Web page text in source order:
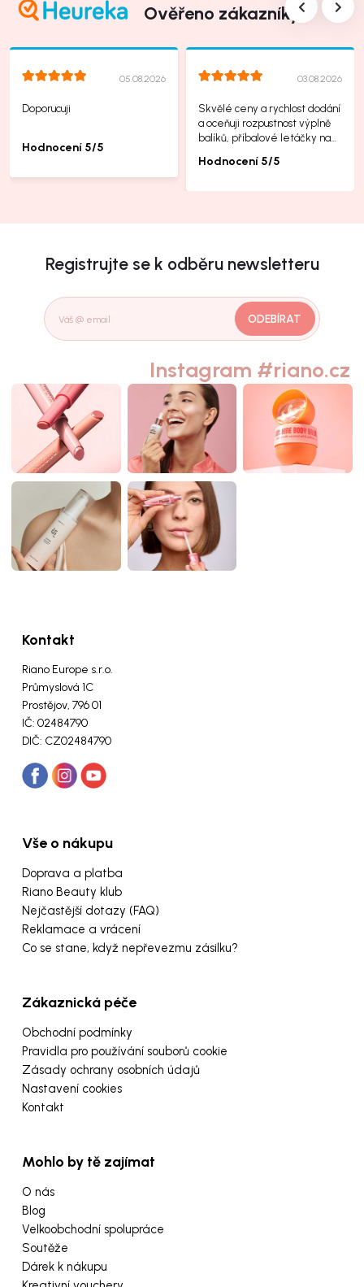
Ověřeno zákazníky
05.08.2026
Doporucuji
Hodnocení 5/5
03.08.2026
Skvělé ceny a rychlost dodání
a oceňuji rozpustnost výplně
balíků, příbalové letáčky na
Hodnocení 5/5
Registrujte se k odběru newsletteru
ODEBÍRAT
Instagram #riano.cz
Kontakt
Riano Europe s.r.o.
Průmyslová 1C
Prostějov, 796 01
IČ: 02484790
DIČ: CZ02484790
Vše o nákupu
Doprava a platba
Riano Beauty klub
Nejčastější dotazy (FAQ)
Reklamace a vrácení
Co se stane, když nepřevezmu zásilku?
Zákaznická péče
Obchodní podmínky
Pravidla pro používání souborů cookie
Zásady ochrany osobních údajů
Nastavení cookies
Kontakt
Mohlo by tě zajímat
O nás
Blog
Velkoobchodní spolupráce
Soutěže
Dárek k nákupu